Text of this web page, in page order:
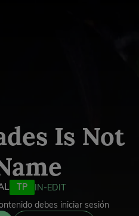
Is Not
TP
IN-EDIT
debes iniciar sesión